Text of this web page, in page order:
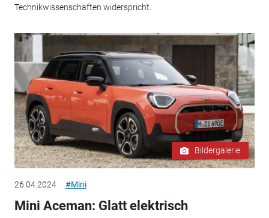
Technikwissenschaften widerspricht.
Bildergalerie
26.04.2024 #Mini
Mini Aceman: Glatt elektrisch